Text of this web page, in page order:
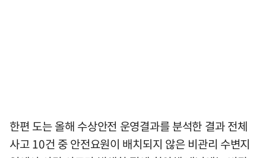
한편 도는 올해 수상안전 운영결과를 분석한 결과 전체
사고 10건 중 안전요원이 배치되지 않은 비관리 수변지